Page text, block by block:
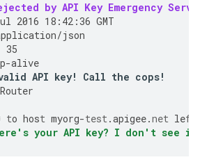
by API Key Emergency
2016 18:42:36 GMT
json
35
alive
API key! Call the cops!
to host myorg-test.apigee.net left
your API key? I don't see it